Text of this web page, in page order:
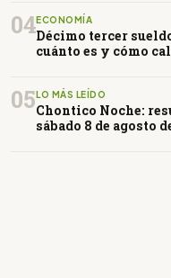
04ECONOMÍA
Décimo tercer
cuánto es y cómo
05LO MÁS LEÍDO
Chontico Noche:
sábado 8 de agosto